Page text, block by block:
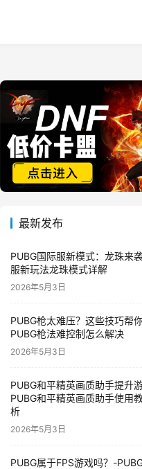
最新发布
PUBG国际服新模式：龙珠来
服新玩法龙珠模式详解
2026年5月3日
PUBG枪太难压？这些技巧帮
PUBG枪法难控制怎么解决
2026年5月3日
PUBG和平精英画质助手提升
PUBG和平精英画质助手使用
析
2026年5月3日
PUBG属于FPS游戏吗？-